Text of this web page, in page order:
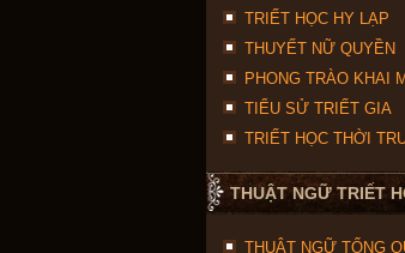
TRIẾT HỌC HY LẠP
THUYẾT NỮ QUYỀN
PHONG TRÀO KHAI
TIỂU SỬ TRIẾT GIA
TRIẾT HỌC THỜI
THUẬT NGỮ TRIẾT
THUẬT NGỮ TỔNG